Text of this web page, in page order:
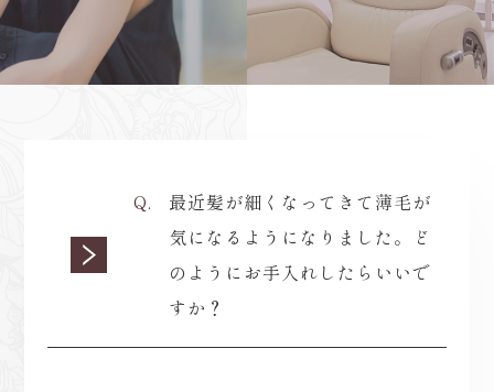
最近髪が細くなってきて薄毛が
気になるようになりました。ど
のようにお手入れしたらいいで
すか？